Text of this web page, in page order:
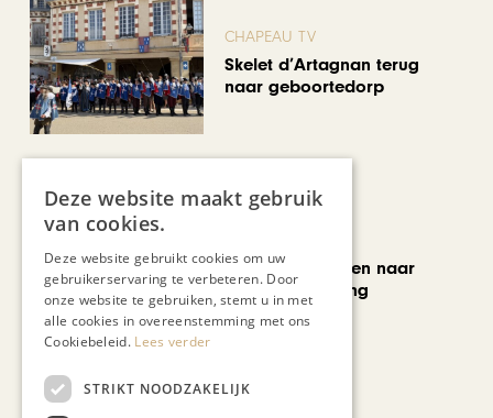
CHAPEAU TV
Skelet d’Artagnan terug
naar geboortedorp
Van koopjesjagen naar
curated shopping
Deze website maakt gebruik
van cookies.
Deze website gebruikt cookies om uw
gebruikerservaring te verbeteren. Door
onze website te gebruiken, stemt u in met
alle cookies in overeenstemming met ons
Cookiebeleid. Lees verder
STRIKT NOODZAKELIJK